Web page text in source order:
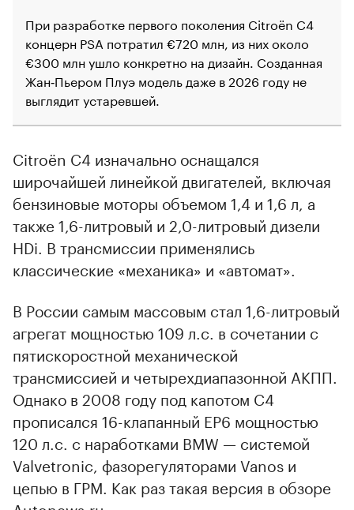
При разработке первого поколения Citroёn C4
концерн PSA потратил €720 млн, из них около
€300 млн ушло конкретно на дизайн. Созданная
Жан‑Пьером Плуэ модель даже в 2026 году не
выглядит устаревшей.
Citroёn C4 изначально оснащался
широчайшей линейкой двигателей, включая
бензиновые моторы объемом 1,4 и 1,6 л, а
также 1,6-литровый и 2,0-литровый дизели
HDi. В трансмиссии применялись
классические «механика» и «автомат».
В России самым массовым стал 1,6-литровый
агрегат мощностью 109 л.с. в сочетании с
пятискоростной механической
трансмиссией и четырехдиапазонной АКПП.
Однако в 2008 году под капотом С4
прописался 16-клапанный EP6 мощностью
120 л.с. с наработками BMW — системой
Valvetronic, фазорегуляторами Vanos и
цепью в ГРМ. Как раз такая версия в обзоре